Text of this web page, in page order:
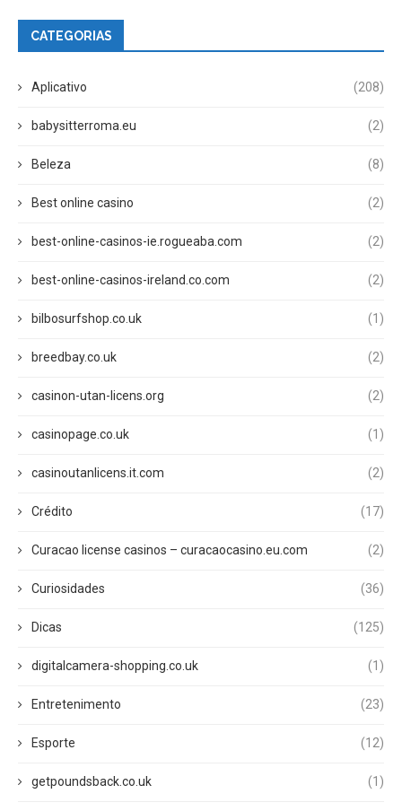
CATEGORIAS
Aplicativo (208)
babysitterroma.eu (2)
Beleza (8)
Best online casino (2)
best-online-casinos-ie.rogueaba.com (2)
best-online-casinos-ireland.co.com (2)
bilbosurfshop.co.uk (1)
breedbay.co.uk (2)
casinon-utan-licens.org (2)
casinopage.co.uk (1)
casinoutanlicens.it.com (2)
Crédito (17)
Curacao license casinos – curacaocasino.eu.com (2)
Curiosidades (36)
Dicas (125)
digitalcamera-shopping.co.uk (1)
Entretenimento (23)
Esporte (12)
getpoundsback.co.uk (1)